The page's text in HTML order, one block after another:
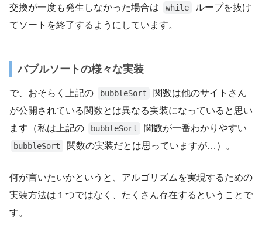
交換が一度も発生しなかった場合は
while
ループを抜け
てソートを終了するようにしています。
バブルソートの様々な実装
で、おそらく上記の bubbleSort
関数は他のサイトさん
が公開されている関数とは異なる実装になっていると思い
ます（私は上記の
bubbleSort 関数が一番わかりやすい
bubbleSort 関数の実装だとは思っていますが…）。
何が言いたいかというと、アルゴリズムを実現するための
実装方法は１つではなく、たくさん存在するということで
す。